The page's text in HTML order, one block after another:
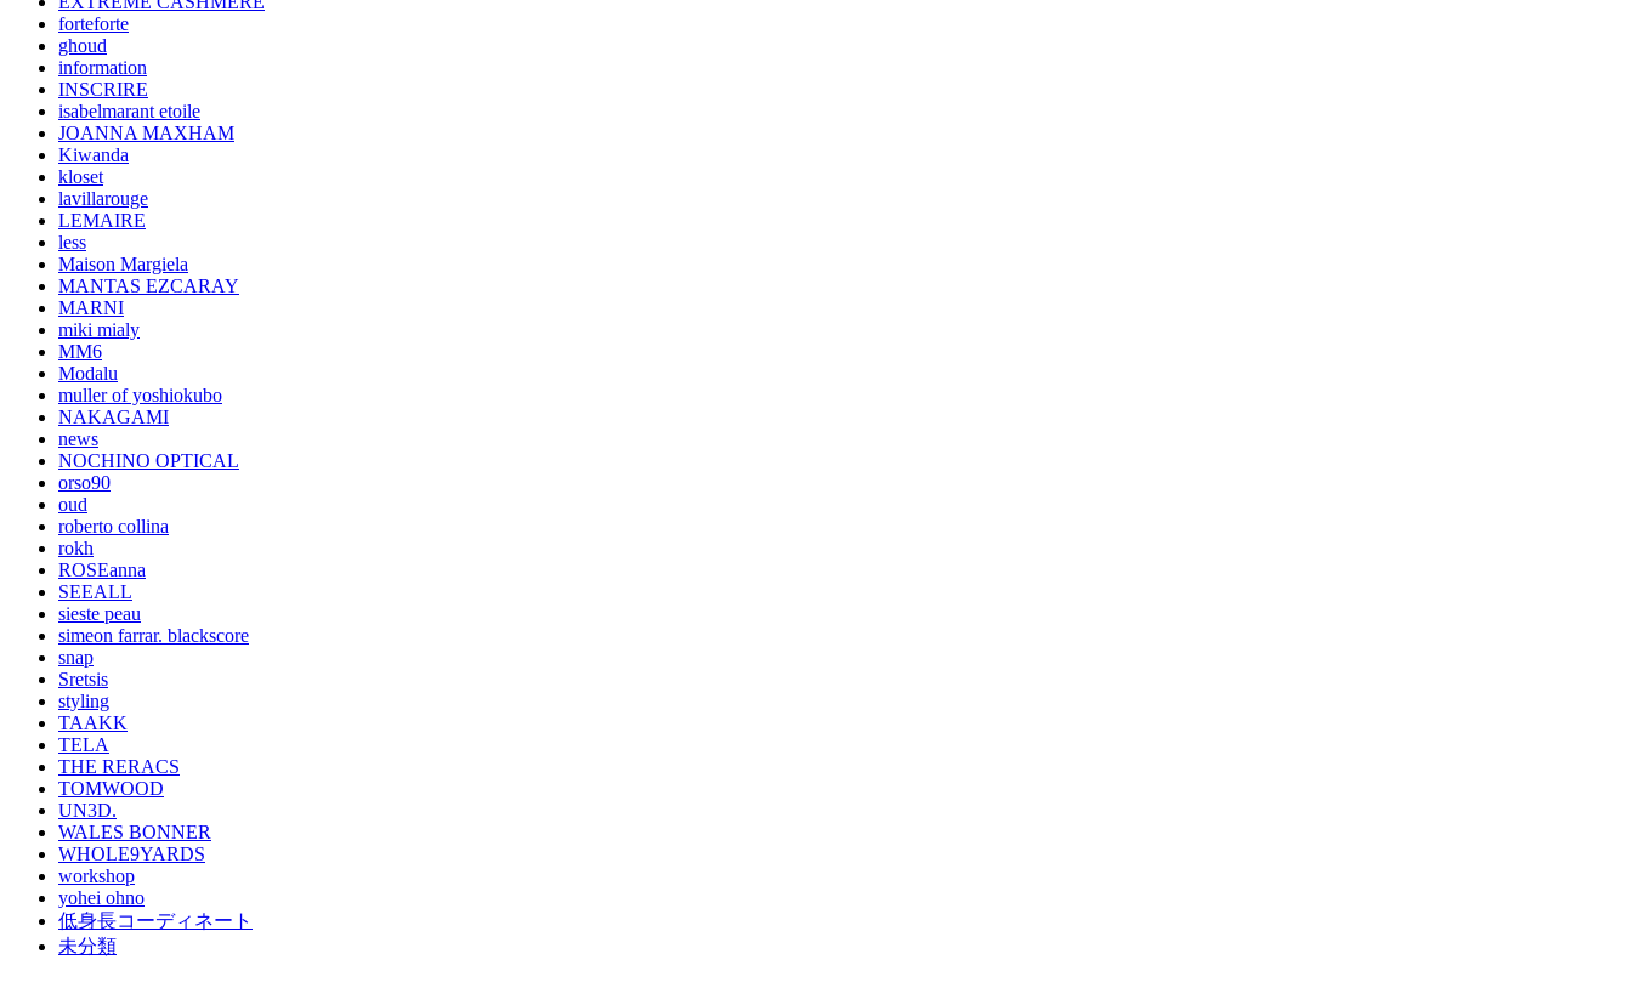
forteforte
ghoud
information
INSCRIRE
isabelmarant etoile
JOANNA MAXHAM
Kiwanda
kloset
lavillarouge
LEMAIRE
less
Maison Margiela
MANTAS EZCARAY
MARNI
miki mialy
MM6
Modalu
muller of yoshiokubo
NAKAGAMI
news
NOCHINO OPTICAL
orso90
oud
roberto collina
rokh
ROSEanna
SEEALL
sieste peau
simeon farrar. blackscore
snap
Sretsis
styling
TAAKK
TELA
THE RERACS
TOMWOOD
UN3D.
WALES BONNER
WHOLE9YARDS
workshop
yohei ohno
低身長コーディネート
未分類